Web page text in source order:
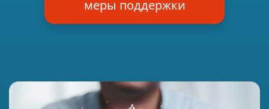
меры поддержки